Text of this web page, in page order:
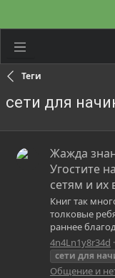
Теги
сети для
Жажда
Угостите
сетям и их
Книг так
толковые
раннее
4n4Ln1y8r34d
сети для
Общение и